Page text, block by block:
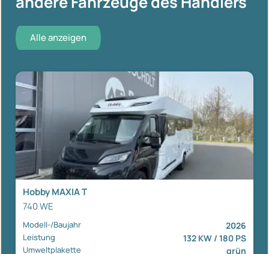
Alle anzeigen
Hobby MAXIA T
740 WE
Modell-/Baujahr 2026
Leistung 132 KW / 180 PS
Umweltplakette grün